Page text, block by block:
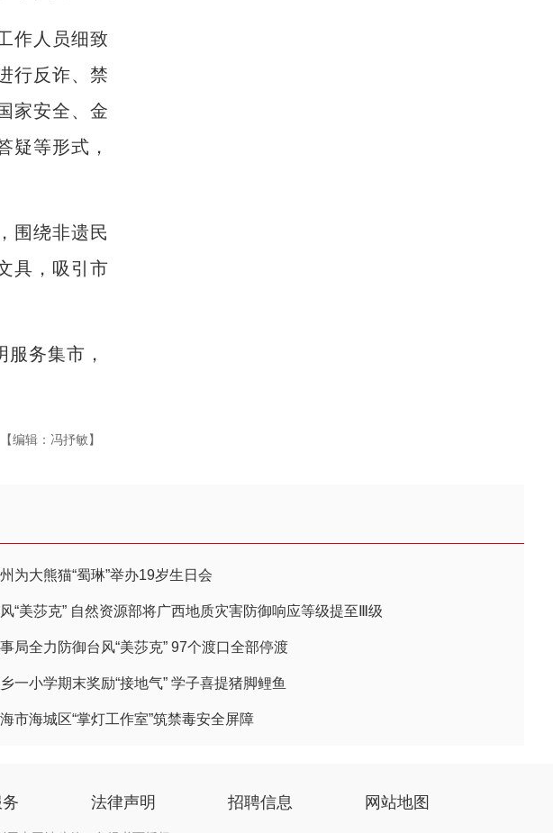
作人员细致
行反诈、禁
家安全、金
疑等形式，
围绕非遗民
具，吸引市
务集市，
【编辑：冯抒敏】
为大熊猫“蜀琳”举办19岁生日会
“美莎克” 自然资源部将广西地质灾害防御响应等级提至Ⅲ级
局全力防御台风“美莎克” 97个渡口全部停渡
一小学期末奖励“接地气” 学子喜提猪脚鲤鱼
市海城区“掌灯工作室”筑禁毒安全屏障
法律声明 招聘信息 网站地图